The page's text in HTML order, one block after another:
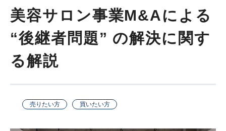
美容サロン事業M&Aによる
“後継者問題” の解決に関す
る解説
売りたい方 買いたい方